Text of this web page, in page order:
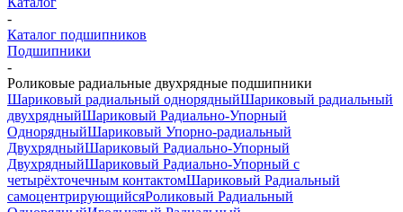
-
Каталог подшипников
Подшипники
-
Роликовые радиальные двухрядные подшипники
Шариковый радиальный однорядныйШариковый радиальный
двухрядныйШариковый Радиально-Упорный
ОднорядныйШариковый Упорно-радиальный
ДвухрядныйШариковый Радиально-Упорный
ДвухрядныйШариковый Радиально-Упорный с
четырёхточечным контактомШариковый Радиальный
самоцентрирующийсяРоликовый Радиальный